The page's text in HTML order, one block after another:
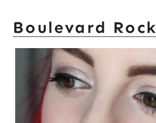
Boulevard Rock